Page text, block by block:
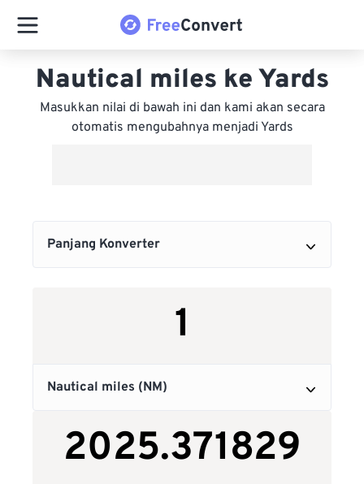
Nautical miles ke Yards
Masukkan nilai di bawah ini dan kami akan secara
otomatis mengubahnya menjadi Yards